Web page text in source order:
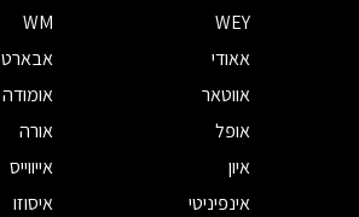
WEY
WM
אאודי
אבארט
אווטאר
אומודה
אופל
אורה
איון
אייווייס
אינפיניטי
איסוזו